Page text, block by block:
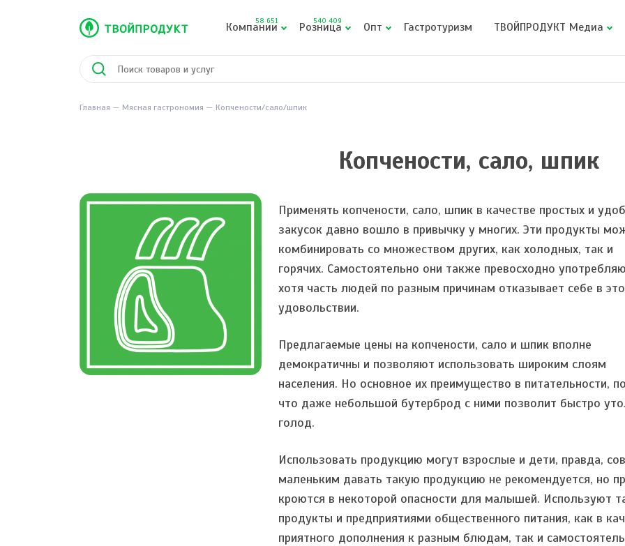
Компании
58 651 Розница
540 409 Опт Гастротуризм ТВОЙПРОДУКТ Медиа
Главная Мясная гастрономия Копчености/сало/шпик
Копчености, сало, шпик
Применять копчености, сало, шпик в качестве простых и
закусок давно вошло в привычку у многих. Эти продукты
комбинировать со множеством других, как холодных, так и
горячих. Самостоятельно они также превосходно
хотя часть людей по разным причинам отказывает себе в
удовольствии.
Предлагаемые цены на копчености, сало и шпик вполне
демократичны и позволяют использовать широким слоям
населения. Но основное их преимущество в питательности,
что даже небольшой бутерброд с ними позволит быстро
голод.
Использовать продукцию могут взрослые и дети, правда,
маленьким давать такую продукцию не рекомендуется, но
кроются в некоторой опасности для малышей. Используют
продукты и предприятиями общественного питания, как в
приятного дополнения к разным блюдам, так и